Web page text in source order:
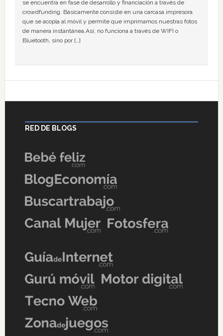
se encuentra en fase de desarrollo y financiación a través de
crowdfunding. Básicamente consiste en una carcasa impresora
que se acopla al móvil y permite que imprimamos nuestras fotos
de manera instantánea.Así, no funciona a través de WIFI o
Bluetooth, sino por […]
RED DE BLOGS